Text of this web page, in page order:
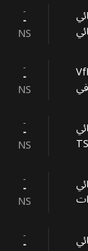
--
NS
--
NS
--
NS
--
NS
--